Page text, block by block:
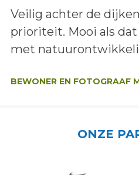
Lees het bericht:
Veilig achter de
prioriteit. Mooi als
met
BEWONER EN FOTOGRAAF
ONZE